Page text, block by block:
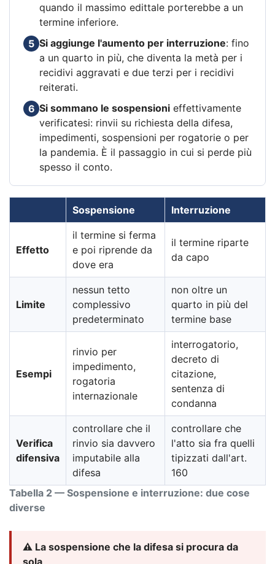
quando il massimo edittale porterebbe a un
termine inferiore.
5 Si aggiunge l'aumento per interruzione: fino
a un quarto in più, che diventa la metà per i
recidivi aggravati e due terzi per i recidivi
reiterati.
6 Si sommano le sospensioni effettivamente
verificatesi: rinvii su richiesta della difesa,
impedimenti, sospensioni per rogatorie o per
la pandemia. È il passaggio in cui si perde più
spesso il conto.
Tabella 2 — Sospensione e interruzione: due cose
diverse
Sospensione Interruzione
Effetto
il termine si ferma
e poi riprende da
dove era
il termine riparte
da capo
Limite
nessun tetto
complessivo
predeterminato
non oltre un
quarto in più del
termine base
Esempi
rinvio per
impedimento,
rogatoria
internazionale
interrogatorio,
decreto di
citazione,
sentenza di
condanna
Verifica
difensiva
controllare che il
rinvio sia davvero
imputabile alla
difesa
controllare che
l'atto sia fra quelli
tipizzati dall'art.
160
⚠️ La sospensione che la difesa si procura da
sola